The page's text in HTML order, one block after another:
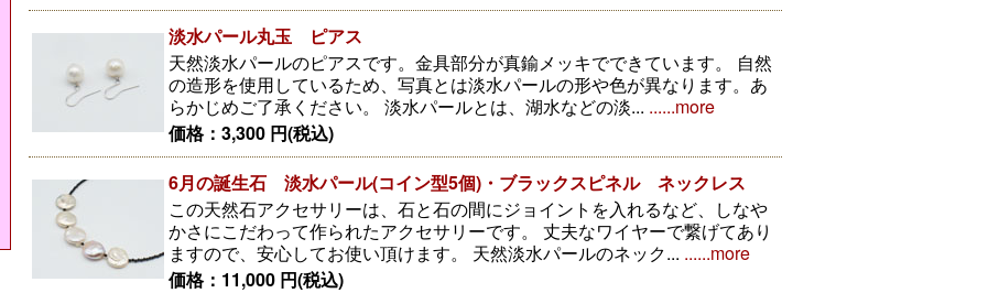
淡水パール丸玉 ピアス
天然淡水パールのピアスです。金具部分が真鍮メッキでできています。 自然
の造形を使用しているため、写真とは淡水パールの形や色が異なります。あ
らかじめご了承ください。 淡水パールとは、湖水などの淡... ......more
価格：3,300 円(税込)
6月の誕生石 淡水パール(コイン型5個)・ブラックスピネル ネックレス
この天然石アクセサリーは、石と石の間にジョイントを入れるなど、しなや
かさにこだわって作られたアクセサリーです。 丈夫なワイヤーで繋げてあり
ますので、安心してお使い頂けます。 天然淡水パールのネック... ......more
価格：11,000 円(税込)